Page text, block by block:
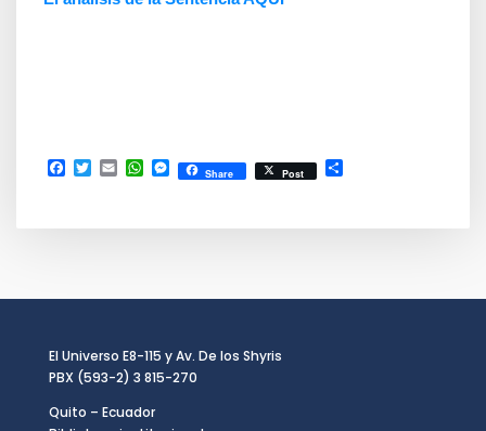
Facebook
TwitterEmailWhatsApp
Messenger
Share Post
El Universo E8-115 y Av. De los Shyris
PBX (593-2) 3 815-270
Quito – Ecuador